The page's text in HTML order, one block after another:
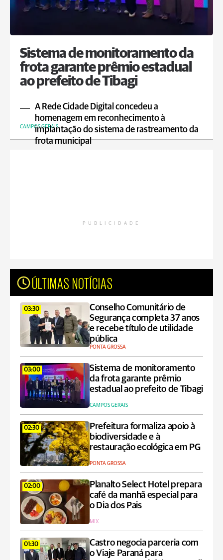
Sistema de monitoramento da
frota garante prêmio estadual
ao prefeito de Tibagi
A Rede Cidade Digital concedeu a
homenagem em reconhecimento à
implantação do sistema de rastreamento da
frota municipal
CAMPOS GERAIS
PUBLICIDADE
ÚLTIMAS NOTÍCIAS
03:30
Conselho Comunitário de
Segurança completa 37 anos
e recebe título de utilidade
pública
PONTA GROSSA
03:00
Sistema de monitoramento
da frota garante prêmio
estadual ao prefeito de Tibagi
CAMPOS GERAIS
02:30
Prefeitura formaliza apoio à
biodiversidade e à
restauração ecológica em PG
PONTA GROSSA
02:00
Planalto Select Hotel prepara
café da manhã especial para
o Dia dos Pais
MIX
01:30
Castro negocia parceria com
o Viaje Paraná para